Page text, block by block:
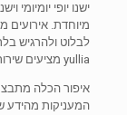
ישנו יופי יומיומי
מיוחדת. אירועים
לבלוט ולהרגיש
yullia מציעים שירות מיוחד של איפור כלות וערב.
איפור הכלה
המעניקות מהידע